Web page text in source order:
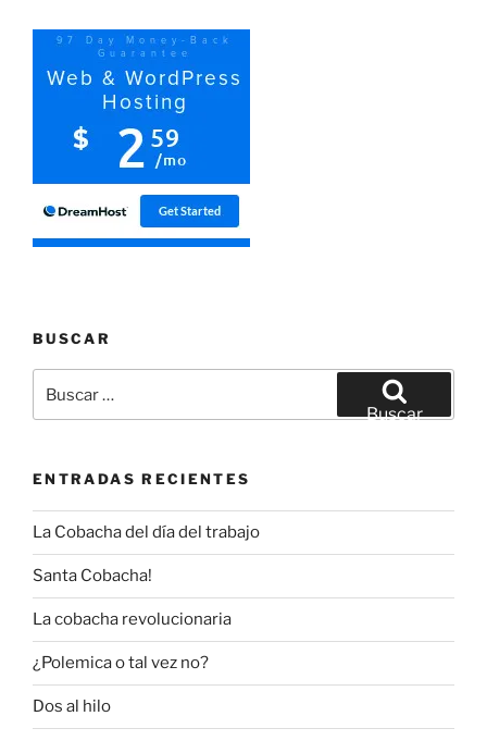
BUSCAR
por:
Buscar
ENTRADAS RECIENTES
La Cobacha del día del trabajo
Santa Cobacha!
La cobacha revolucionaria
¿Polemica o tal vez no?
Dos al hilo